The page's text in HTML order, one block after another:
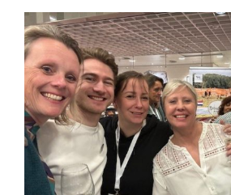
View
Larger
Image
Home
Onze Diensten
Lead Generation B2B
Cold calling
Telemarketing
Trainingen
Blog
Contact